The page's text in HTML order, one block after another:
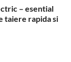
– esential
taiere rapida si